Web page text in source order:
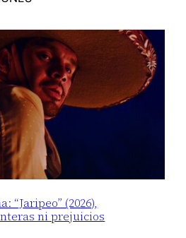
“Jaripeo” (2026),
ni prejuicios